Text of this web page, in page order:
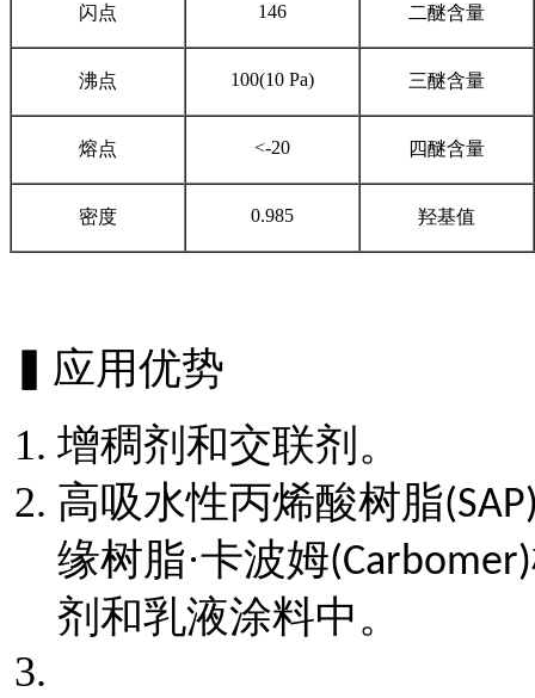
闪点 146 二醚含量
沸点 100(10 Pa) 三醚含量
熔点 <-20 四醚含量
密度 0.985 羟基值
▍应用优势
增稠剂和交联剂。
高吸水性丙烯酸树脂
缘树脂·卡波姆(Carbomer)
剂和乳液涂料中。